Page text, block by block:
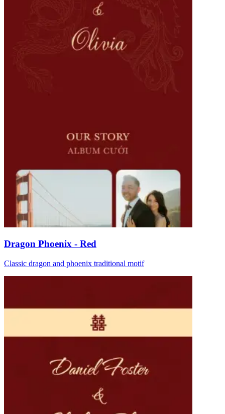
Dragon Phoenix - Red
Classic dragon and phoenix traditional motif